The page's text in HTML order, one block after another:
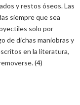
y restos óseos. Las
siempre que sea
solo por
de dichas maniobras y
en la literatura,
(4)